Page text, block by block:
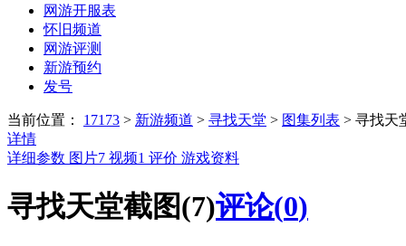
网游开服表
怀旧频道
网游评测
新游预约
发号
当前位置： 17173 > 新游频道 > 寻找天堂 > 图集列表 > 寻找天
详情
详细参数 图片7 视频1 评价 游戏资料
寻找天堂截图(7)评论(0)